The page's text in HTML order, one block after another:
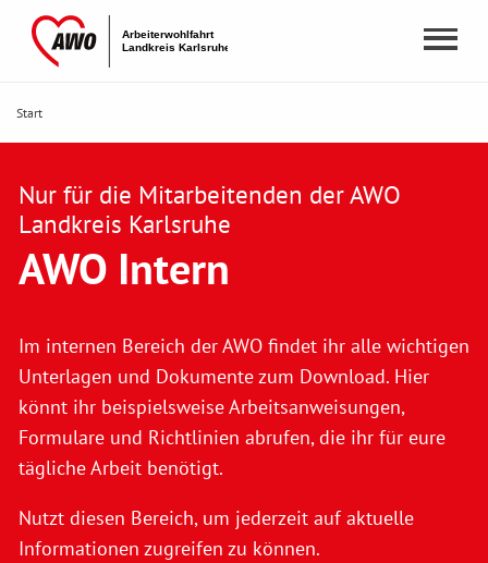
Start
AWO Intern
Nur für die Mitarbeitenden der AWO
Landkreis Karlsruhe
Im internen Bereich der AWO findet ihr alle wichtigen
Unterlagen und Dokumente zum Download. Hier
könnt ihr beispielsweise Arbeitsanweisungen,
Formulare und Richtlinien abrufen, die ihr für eure
tägliche Arbeit benötigt.
Nutzt diesen Bereich, um jederzeit auf aktuelle
Informationen zugreifen zu können.